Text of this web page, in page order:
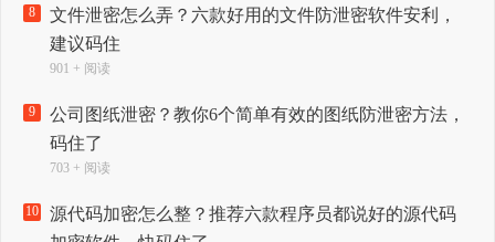
8
文件泄密怎么弄？六款好用的文件防泄密软件安利，
建议码住
901 + 阅读
9
公司图纸泄密？教你6个简单有效的图纸防泄密方法，
码住了
703 + 阅读
10
源代码加密怎么整？推荐六款程序员都说好的源代码